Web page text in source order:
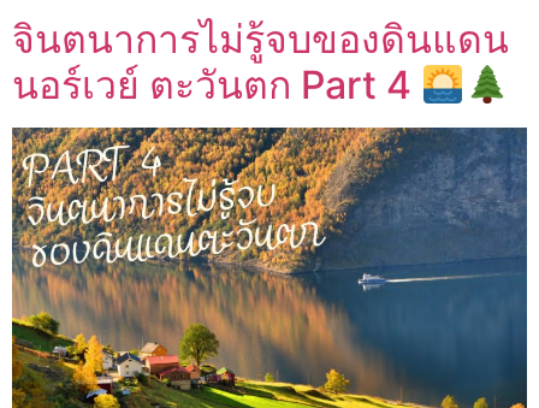
จินตนาการไม่รู้จบของดินแดน
นอร์เวย์ ตะวันตก Part 4